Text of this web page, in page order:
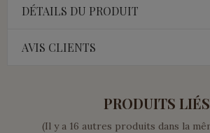
DÉTAILS DU PRODUIT
AVIS CLIENTS
PRODUITS LIÉS
(Il y a 16 autres produits dans la